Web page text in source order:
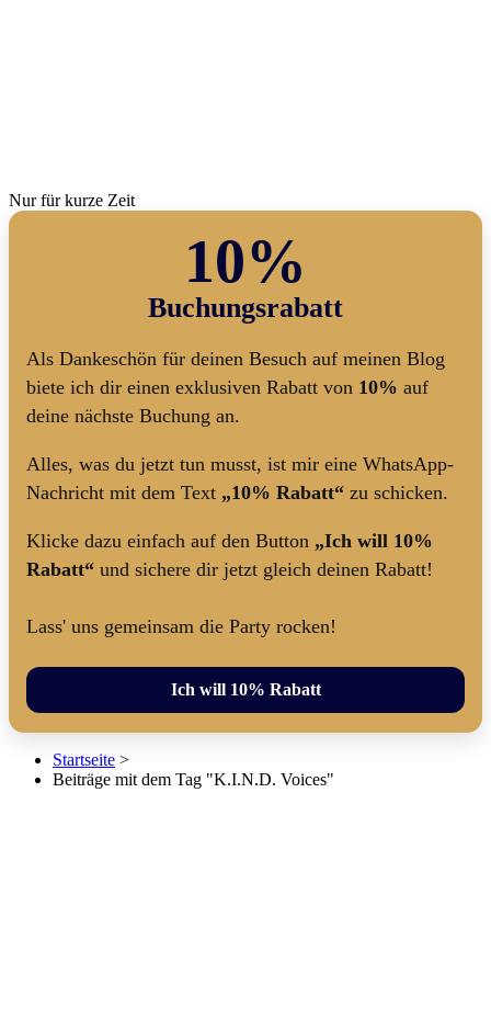
Nur für kurze Zeit
10%
Buchungsrabatt
Als Dankeschön für deinen Besuch auf meinen Blog
biete ich dir einen exklusiven Rabatt von 10% auf
deine nächste Buchung an.
Alles, was du jetzt tun musst, ist mir eine WhatsApp-
Nachricht mit dem Text „10% Rabatt“ zu schicken.
Klicke dazu einfach auf den Button „Ich will 10%
Rabatt“ und sichere dir jetzt gleich deinen Rabatt!
Lass' uns gemeinsam die Party rocken!
Ich will 10% Rabatt
Startseite >
Beiträge mit dem Tag "K.I.N.D. Voices"